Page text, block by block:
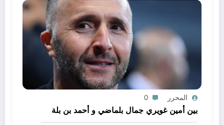
المحرر 0
بين أمين غويري جمال بلماضي و أحمد بن بلة